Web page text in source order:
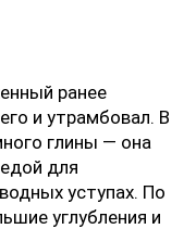
ранее
и утрамбовал. В
глины — она
для
уступах. По
углубления и